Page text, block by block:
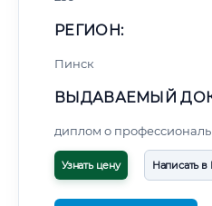
РЕГИОН:
Пинск
ВЫДАВАЕМЫЙ
диплом о
Узнать цену Написать в